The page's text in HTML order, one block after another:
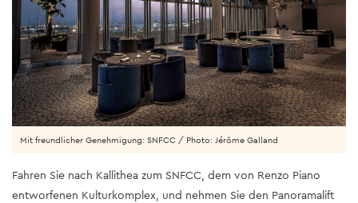
Fahren Sie nach Kallithea zum SNFCC, dem von Renzo Piano
entworfenen Kulturkomplex, und nehmen Sie den Panoramalift
Mit freundlicher Genehmigung: SNFCC / Photo: Jérôme Galland